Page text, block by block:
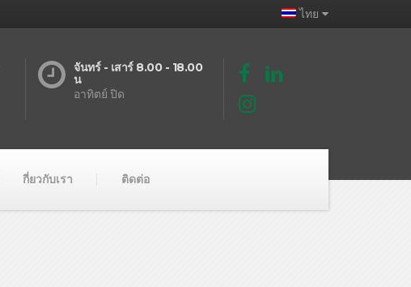
ไทย
จันทร์ - เสาร์ 8.00 - 18.00
น
อาทิตย์ ปิด
กี่ยวกับเรา ติดต่อ